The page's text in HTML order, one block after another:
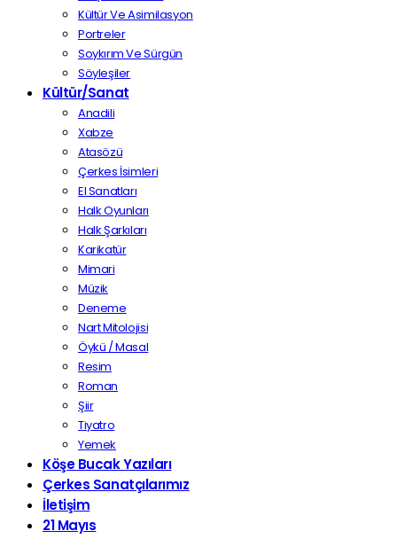
Kültür Ve Asimilasyon
Portreler
Soykırım Ve Sürgün
Söyleşiler
Kültür/Sanat
Anadili
Xabze
Atasözü
Çerkes İsimleri
El Sanatları
Halk Oyunları
Halk Şarkıları
Karikatür
Mimari
Müzik
Deneme
Nart Mitolojisi
Öykü / Masal
Resim
Roman
Şiir
Tiyatro
Yemek
Köşe Bucak Yazıları
Çerkes Sanatçılarımız
İletişim
21 Mayıs